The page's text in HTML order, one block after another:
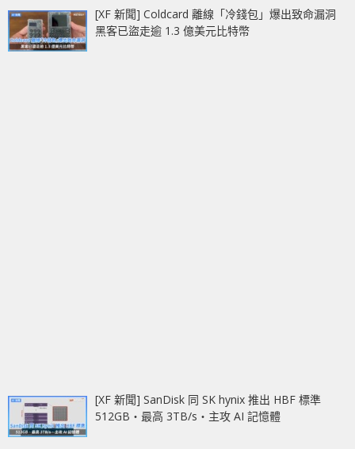
[XF 新聞] Coldcard 離線「冷錢包」爆出致命漏洞
黑客已盜走逾 1.3 億美元比特幣
[XF 新聞] SanDisk 同 SK hynix 推出 HBF 標準
512GB‧最高 3TB/s‧主攻 AI 記憶體